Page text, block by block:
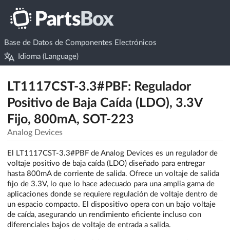
Base de Datos de Componentes Electrónicos
Idioma (Language)
LT1117CST-3.3#PBF: Regulador
Positivo de Baja Caída (LDO), 3.3V
Fijo, 800mA, SOT-223
Analog Devices
El LT1117CST-3.3#PBF de Analog Devices es un regulador de
voltaje positivo de baja caída (LDO) diseñado para entregar
hasta 800mA de corriente de salida. Ofrece un voltaje de salida
fijo de 3.3V, lo que lo hace adecuado para una amplia gama de
aplicaciones donde se requiere regulación de voltaje dentro de
un espacio compacto. El dispositivo opera con un bajo voltaje
de caída, asegurando un rendimiento eficiente incluso con
diferenciales bajos de voltaje de entrada a salida.